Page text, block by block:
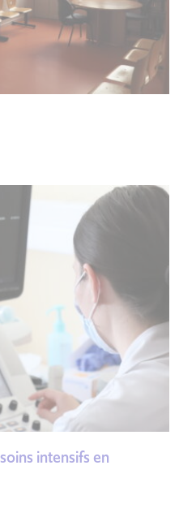
intensifs en